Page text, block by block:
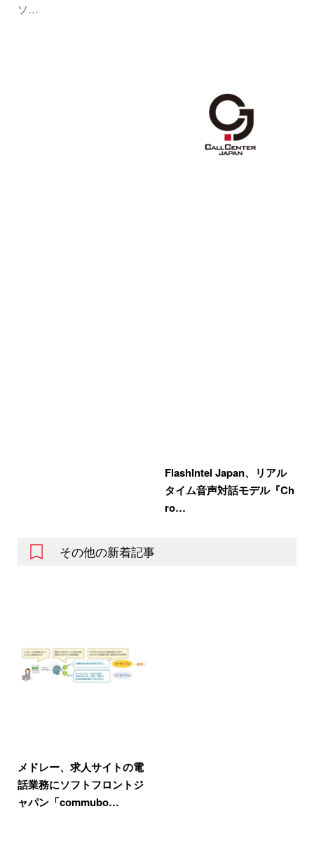
ソ…
FlashIntel Japan、リアル
タイム音声対話モデル『Ch
ro…
その他の新着記事
メドレー、求人サイトの電
話業務にソフトフロントジ
ャパン「commubo…